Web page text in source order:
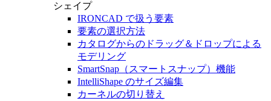
シェイプ
IRONCAD で扱う要素
要素の選択方法
カタログからのドラッグ＆ドロップによる
モデリング
SmartSnap（スマートスナップ）機能
IntelliShape のサイズ編集
カーネルの切り替え